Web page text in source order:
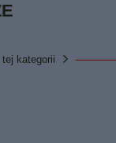
kategorii